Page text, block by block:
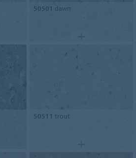
50501 dawn
50511 trout